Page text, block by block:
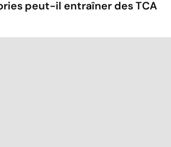
peut-il entraîner des TCA